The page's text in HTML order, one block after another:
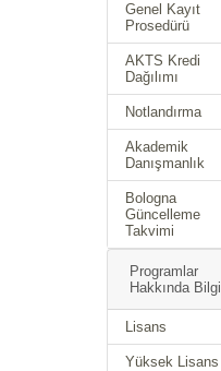
Genel Kayıt
Prosedürü
AKTS Kredi
Dağılımı
Notlandırma
Akademik
Danışmanlık
Bologna
Güncelleme
Takvimi
Programlar
Hakkında Bilgi
Lisans
Yüksek Lisans